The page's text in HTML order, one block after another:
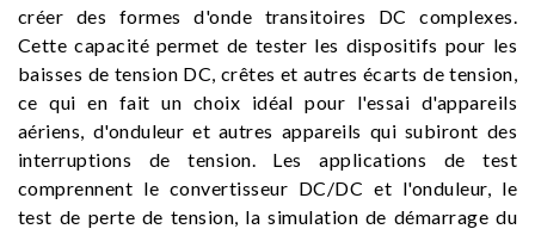
créer des formes d'onde transitoires DC complexes.
Cette capacité permet de tester les dispositifs pour les
baisses de tension DC, crêtes et autres écarts de tension,
ce qui en fait un choix idéal pour l'essai d'appareils
aériens, d'onduleur et autres appareils qui subiront des
interruptions de tension. Les applications de test
comprennent le convertisseur DC/DC et l'onduleur, le
test de perte de tension, la simulation de démarrage du